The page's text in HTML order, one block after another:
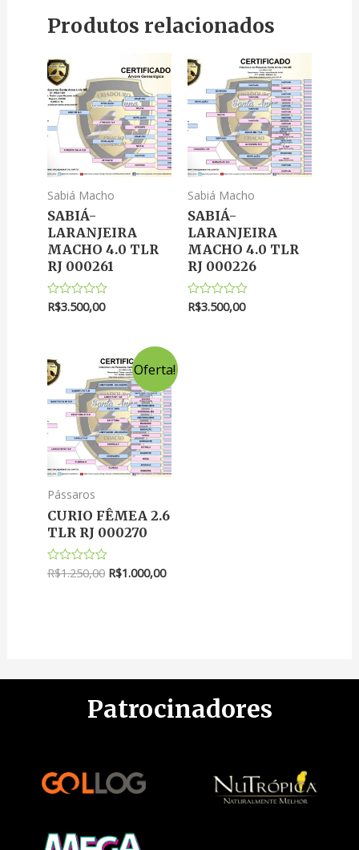
Produtos relacionados
Sabiá Macho
SABIÁ-
LARANJEIRA
MACHO 4.0 TLR
RJ 000261
Avaliação
R$3.500,00
Sabiá Macho
SABIÁ-
LARANJEIRA
MACHO 4.0 TLR
RJ 000226
Avaliação
R$3.500,00
Oferta!
Pássaros
CURIO FÊMEA 2.6
TLR RJ 000270
Avaliação
R$1.250,00 R$1.000,00
Patrocinadores